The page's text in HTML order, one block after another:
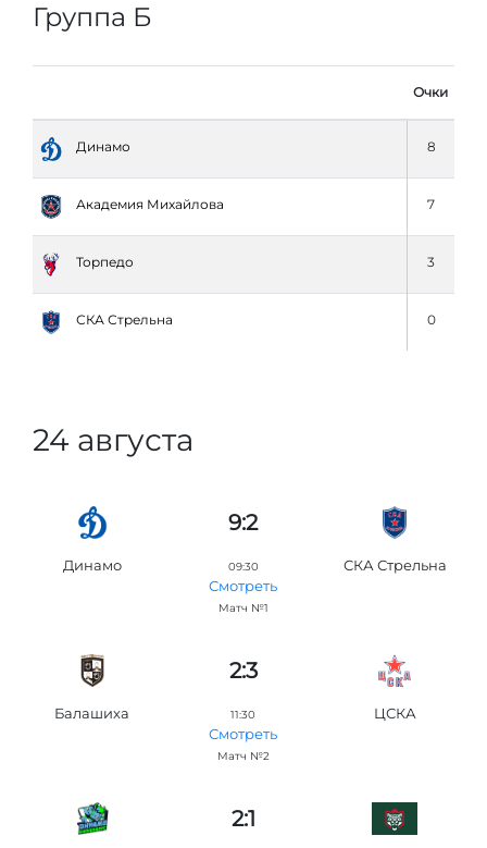
Группа Б
Очки
Динамо 8
Академия Михайлова 7
Торпедо 3
СКА Стрельна 0
24 августа
9:2
Динамо 09:30
Смотреть
Матч №1
СКА Стрельна
2:3
Балашиха 11:30
Смотреть
Матч №2
ЦСКА
2:1